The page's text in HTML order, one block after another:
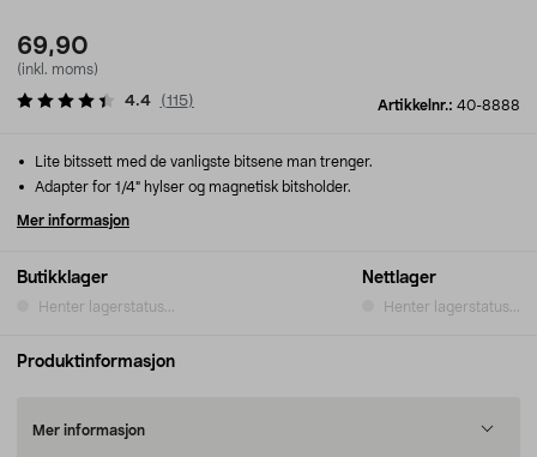
69,90
(inkl. moms)
Artikkelnr.: 40-8888
4.4 (115)
Butikklager
Henter lagerstatus...
Nettlager
Henter lagerstatus...
Lite bitssett med de vanligste bitsene man trenger.
Adapter for 1/4" hylser og magnetisk bitsholder.
Mer informasjon
Produktinformasjon
Mer informasjon